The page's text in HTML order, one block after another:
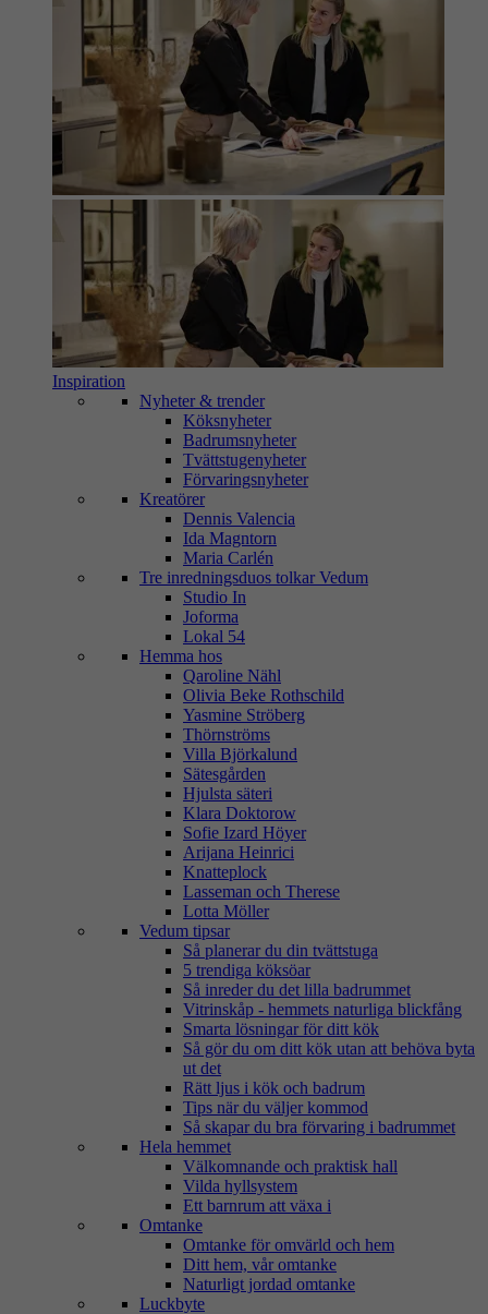
Inspiration
Nyheter & trender
Köksnyheter
Badrumsnyheter
Tvättstugenyheter
Förvaringsnyheter
Kreatörer
Dennis Valencia
Ida Magntorn
Maria Carlén
Tre inredningsduos tolkar Vedum
Studio In
Joforma
Lokal 54
Hemma hos
Qaroline Nähl
Olivia Beke Rothschild
Yasmine Ströberg
Thörnströms
Villa Björkalund
Sätesgården
Hjulsta säteri
Klara Doktorow
Sofie Izard Höyer
Arijana Heinrici
Knatteplock
Lasseman och Therese
Lotta Möller
Vedum tipsar
Så planerar du din tvättstuga
5 trendiga köksöar
Så inreder du det lilla badrummet
Vitrinskåp - hemmets naturliga blickfång
Smarta lösningar för ditt kök
Så gör du om ditt kök utan att behöva byta
ut det
Rätt ljus i kök och badrum
Tips när du väljer kommod
Så skapar du bra förvaring i badrummet
Hela hemmet
Välkomnande och praktisk hall
Vilda hyllsystem
Ett barnrum att växa i
Omtanke
Omtanke för omvärld och hem
Ditt hem, vår omtanke
Naturligt jordad omtanke
Luckbyte